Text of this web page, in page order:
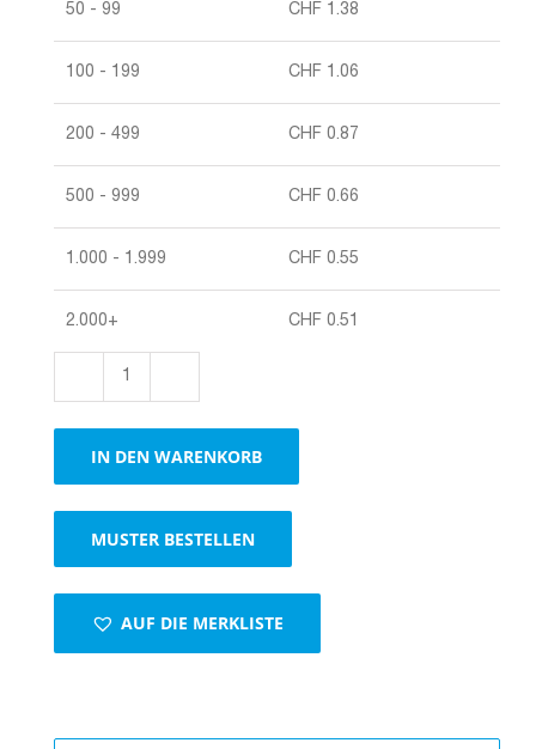
50 - 99 CHF 1.38
100 - 199 CHF 1.06
200 - 499 CHF 0.87
500 - 999 CHF 0.66
1.000 - 1.999 CHF 0.55
2.000+ CHF 0.51
IN DEN WARENKORB
MUSTER BESTELLEN
AUF DIE MERKLISTE